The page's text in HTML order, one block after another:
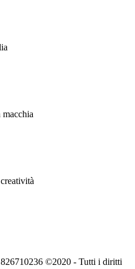
macchia
©2020 - Tutti i diritti